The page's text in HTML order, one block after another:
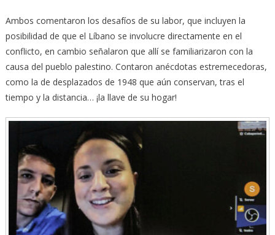
Ambos comentaron los desafíos de su labor, que incluyen la
posibilidad de que el Líbano se involucre directamente en el
conflicto, en cambio señalaron que allí se familiarizaron con la
causa del pueblo palestino. Contaron anécdotas estremecedoras,
como la de desplazados de 1948 que aún conservan, tras el
tiempo y la distancia… ¡la llave de su hogar!